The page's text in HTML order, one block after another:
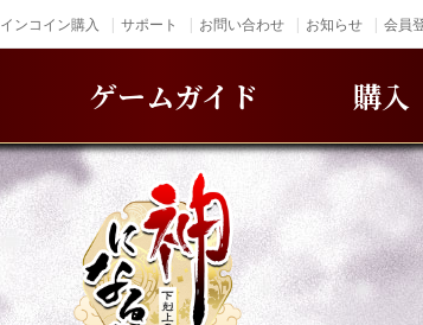
インコイン購入 サポート お問い合わせ お知らせ 会員
ゲームガイド 購入